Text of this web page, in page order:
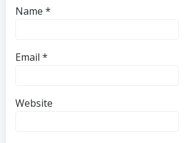
Name *
Email *
Website